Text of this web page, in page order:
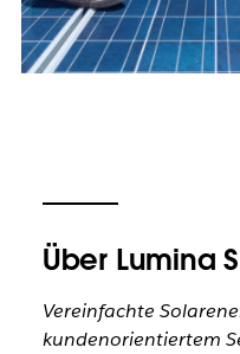
Über Lumina
Vereinfachte
kundenorientiertem